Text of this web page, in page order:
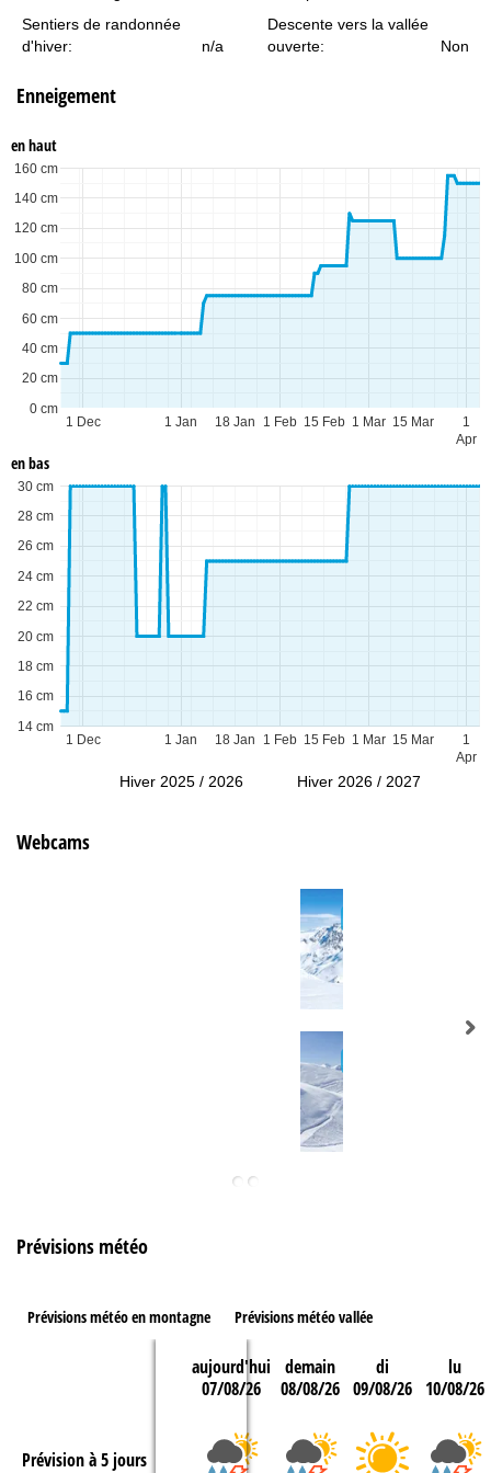
Sentiers de randonnée
d'hiver:
n/a
Descente vers la vallée
ouverte:
Non
Enneigement
en haut
1 Dec 1 Jan 1 Feb 1 Mar
1
Apr
18 Jan 15 Feb 15 Mar
0 cm
20 cm
40 cm
60 cm
80 cm
100 cm
120 cm
140 cm
160 cm
en bas
1 Dec 1 Jan 1 Feb 1 Mar
1
Apr
18 Jan 15 Feb 15 Mar
14 cm
16 cm
18 cm
20 cm
22 cm
24 cm
26 cm
28 cm
30 cm
Hiver 2025 / 2026 Hiver 2026 / 2027
Webcams
Prévisions météo
Prévisions météo en montagne Prévisions météo vallée
aujourd'hui
07/08/26
demain
08/08/26
di
09/08/26
lu
10/08/26
Prévision à 5 jours